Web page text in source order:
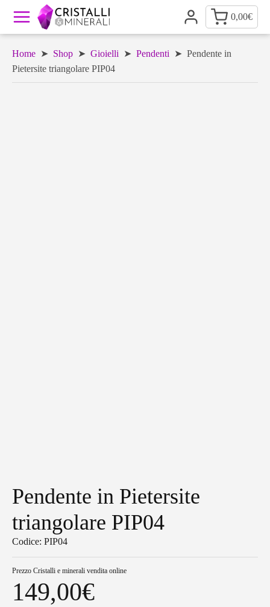
0,00€
Home ➤ Shop ➤ Gioielli ➤ Pendenti ➤ Pendente in
Pietersite triangolare PIP04
Pendente in Pietersite
triangolare PIP04
Codice: PIP04
Prezzo Cristalli e minerali vendita online
149,00€